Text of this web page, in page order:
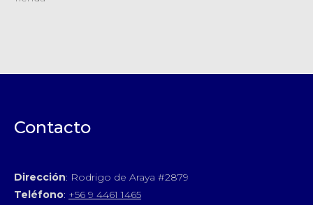
Contacto
Dirección: Rodrigo de Araya #2879
Teléfono: +56 9 4461 1465